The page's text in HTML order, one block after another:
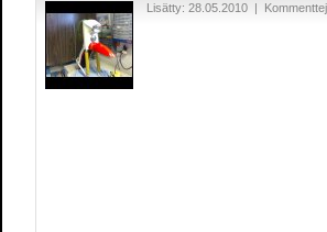
Lisätty: 28.05.2010 |